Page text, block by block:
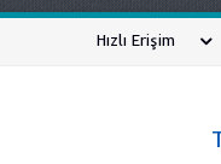
Hızlı Erişim